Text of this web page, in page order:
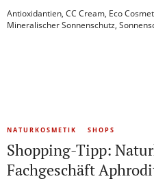
Antioxidantien, CC Cream, Eco
Mineralischer Sonnenschutz,
NATURKOSMETIK SHOPS
Shopping-Tipp:
Fachgeschäft